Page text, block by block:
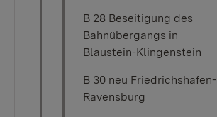
B 28 Beseitigung des
Bahnübergangs in
Blaustein-Klingenstein
B 30 neu Friedrichshafen-
Ravensburg